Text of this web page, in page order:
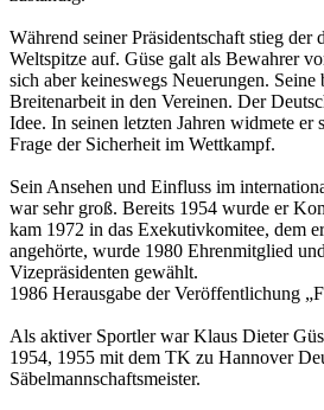
Während seiner Präsidentschaft stieg der
Weltspitze auf. Güse galt als Bewahrer
sich aber keineswegs Neuerungen. Seine
Breitenarbeit in den Vereinen. Der
Idee. In seinen letzten Jahren widmete er
Frage der Sicherheit im Wettkampf.
Sein Ansehen und Einfluss im
war sehr groß. Bereits 1954 wurde er
kam 1972 in das Exekutivkomitee, dem
angehörte, wurde 1980 Ehrenmitglied
Vizepräsidenten gewählt.
1986 Herausgabe der Veröffentlichung
Als aktiver Sportler war Klaus Dieter
1954, 1955 mit dem TK zu Hannover
Säbelmannschaftsmeister.